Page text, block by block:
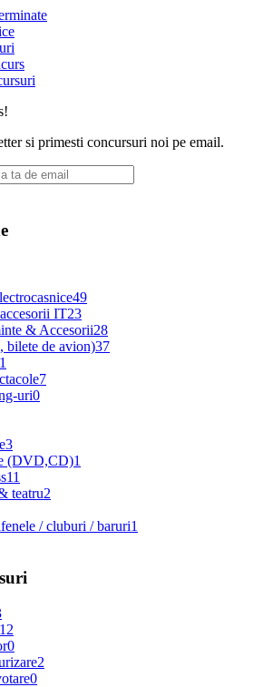
si primesti concursuri noi pe email.
49
IT23
& Accesorii28
bilete de avion)37
1
7
uri0
3
(DVD,CD)1
11
teatru2
/ cluburi / baruri1
0
2
0